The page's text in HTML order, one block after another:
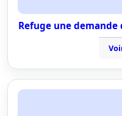
Refuge une